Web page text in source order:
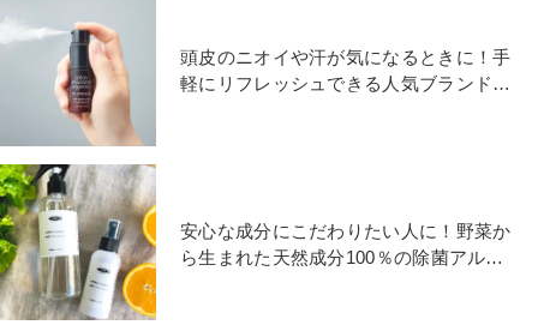
頭皮のニオイや汗が気になるときに！手
軽にリフレッシュできる人気ブランドの
安心な成分にこだわりたい人に！野菜か
ら生まれた天然成分100％の除菌アルコ